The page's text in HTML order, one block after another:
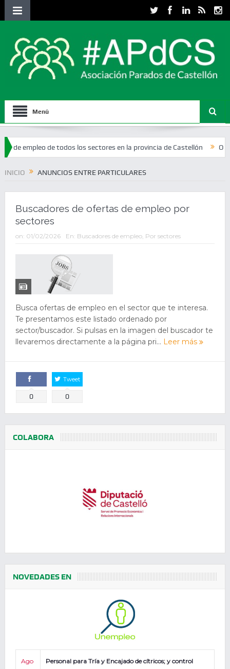
Menú
de todos los sectores en la provincia de Castellón Ofertas de
INICIO ANUNCIOS ENTRE PARTICULARES
Buscadores de ofertas de empleo por
sectores
on: 01/02/2026 En: Buscadores de empleo, Por sectores
Busca ofertas de empleo en el sector que te interesa.
Te presentamos este listado ordenado por
sector/buscador. Si pulsas en la imagen del buscador te
llevaremos directamente a la página pri... Leer más
Comparte
0
Tweet
0
COLABORA
NOVEDADES EN
Ago
Personal para Tría y Encajado de cítricos; y control